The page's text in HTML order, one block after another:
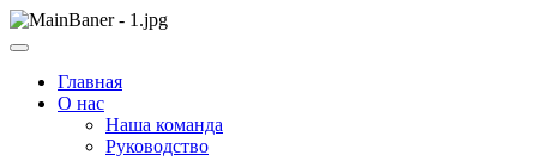
Skip
to
ООО НПП "АТП"
ООО НПП "АТП" – разработка тренажерных комплексов
Главная
О нас
Наша команда
Руководство